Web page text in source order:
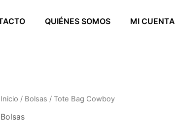
QUIÉNES SOMOS MI CUENTA
Inicio / Bolsas / Tote Bag Cowboy
Bolsas
Tote
Bag